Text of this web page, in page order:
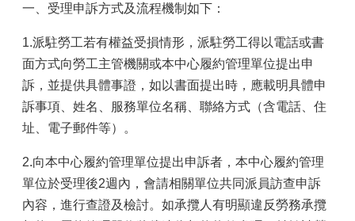
一、受理申訴方式及流程機制如下：
1.派駐勞工若有權益受損情形，派駐勞工得以電話或書
面方式向勞工主管機關或本中心履約管理單位提出申
訴，並提供具體事證，如以書面提出時，應載明具體申
訴事項、姓名、服務單位名稱、聯絡方式（含電話、住
址、電子郵件等）。
2.向本中心履約管理單位提出申訴者，本中心履約管理
單位於受理後2週內，會請相關單位共同派員訪查申訴
內容，進行查證及檢討。如承攬人有明顯違反勞務承攬